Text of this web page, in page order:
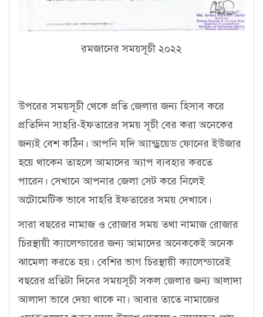
রমজানের সময়সূচী ২০২২
উপরের সময়সূচী থেকে প্রতি জেলার জন্য হিসাব করে
প্রতিদিন সাহরি-ইফতারের সময় সূচী বের করা অনেকের
জন্যই বেশ কঠিন। আপনি যদি অ্যান্ড্রয়েড ফোনের ইউজার
হয়ে থাকেন তাহলে আমাদের অ্যাপ ব্যবহার করতে
পারেন। সেখানে আপনার জেলা সেট করে নিলেই
অটোমেটিক ভাবে সাহরি ইফতারের সময় দেখাবে।
সারা বছরের নামাজ ও রোজার সময় তথা নামাজ রোজার
চিরস্থায়ী ক্যালেন্ডারের জন্য আমাদের অনেককেই অনেক
ঝামেলা করতে হয়। বেশির ভাগ চিরস্থায়ী ক্যালেন্ডারেই
বছরের প্রতিটা দিনের সময়সূচী সকল জেলার জন্য আলাদা
আলাদা ভাবে দেয়া থাকে না। আবার তাতে নামাজের